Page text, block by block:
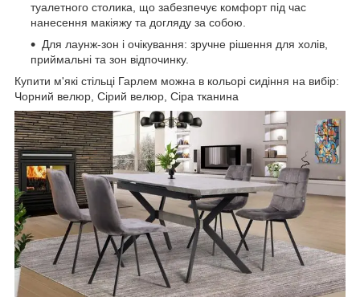
туалетного столика, що забезпечує комфорт під час
нанесення макіяжу та догляду за собою.
Для лаунж-зон і очікування: зручне рішення для холів,
приймальні та зон відпочинку.
Купити м'які стільці Гарлем можна в кольорі сидіння на вибір:
Чорний велюр, Сірий велюр, Сіра тканина